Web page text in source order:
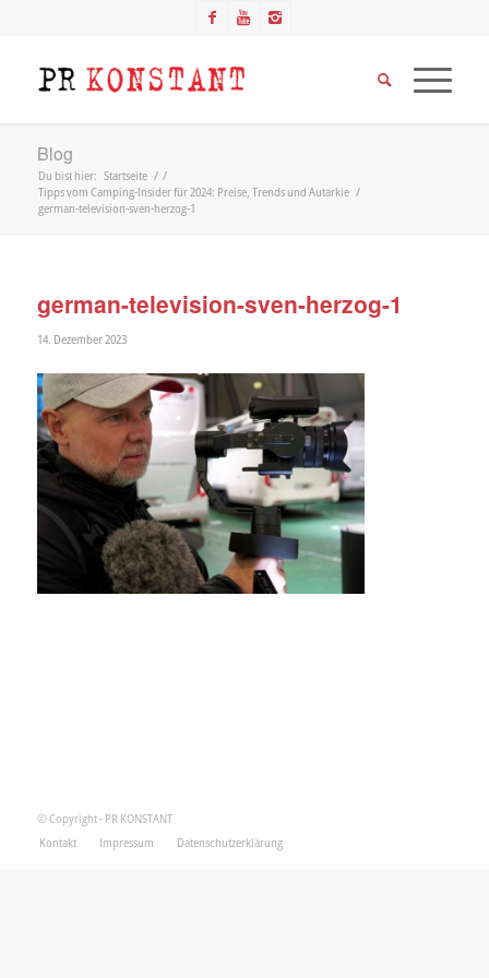
Blog
Du bist hier: Startseite / /
Tipps vom Camping-Insider für 2024: Preise, Trends und Autarkie /
german-television-sven-herzog-1
german-television-sven-herzog-1
14. Dezember 2023
© Copyright - PR KONSTANT
Kontakt
Impressum Datenschutzerklärung